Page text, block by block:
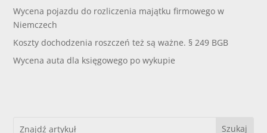
Wycena pojazdu do rozliczenia majątku firmowego w
Niemczech
Koszty dochodzenia roszczeń też są ważne. § 249 BGB
Wycena auta dla księgowego po wykupie